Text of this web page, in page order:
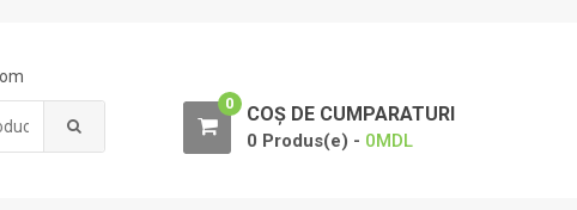
0 COȘ DE CUMPARATURI
0 Produs(e) - 0MDL